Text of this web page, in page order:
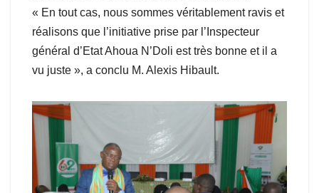
« En tout cas, nous sommes véritablement ravis et
réalisons que l’initiative prise par l’Inspecteur
général d’Etat Ahoua N’Doli est très bonne et il a
vu juste », a conclu M. Alexis Hibault.